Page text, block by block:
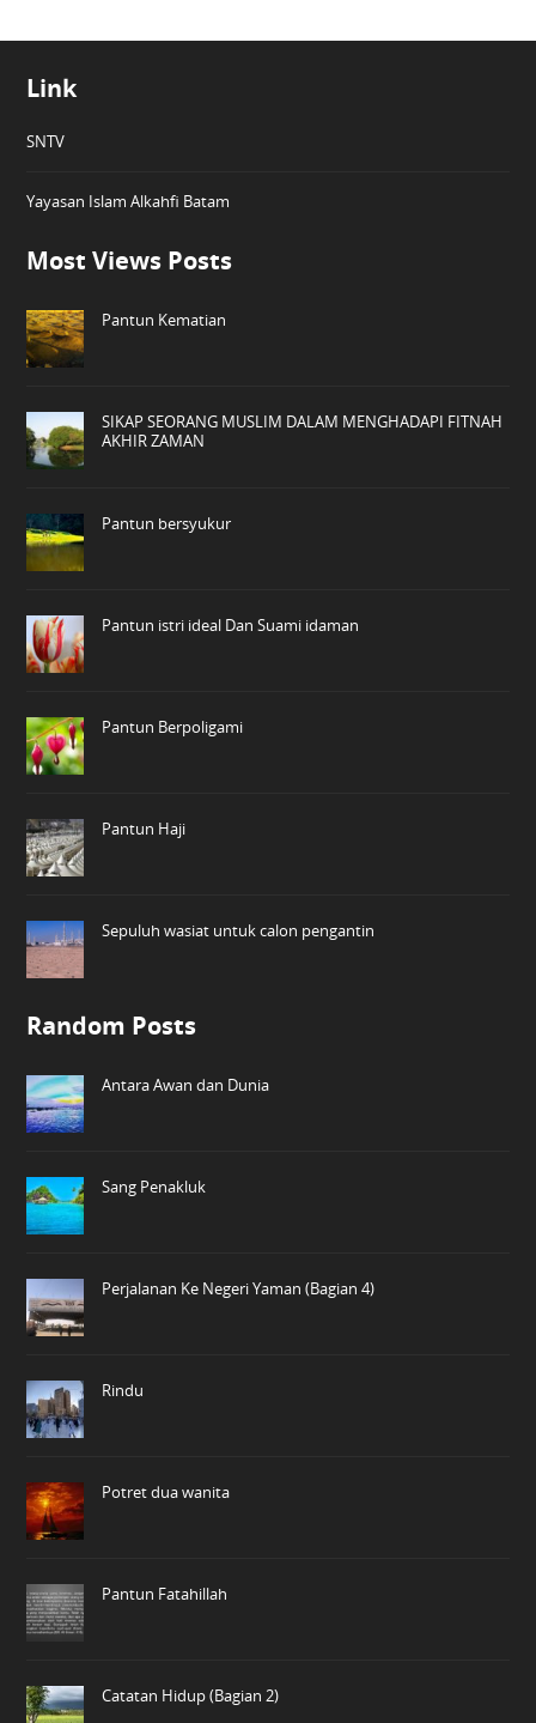
Link
SNTV
Yayasan Islam Alkahfi Batam
Most Views Posts
Pantun Kematian
SIKAP SEORANG MUSLIM DALAM MENGHADAPI FITNAH
AKHIR ZAMAN
Pantun bersyukur
Pantun istri ideal Dan Suami idaman
Pantun Berpoligami
Pantun Haji
Sepuluh wasiat untuk calon pengantin
Random Posts
Antara Awan dan Dunia
Sang Penakluk
Perjalanan Ke Negeri Yaman (Bagian 4)
Rindu
Potret dua wanita
Pantun Fatahillah
Catatan Hidup (Bagian 2)